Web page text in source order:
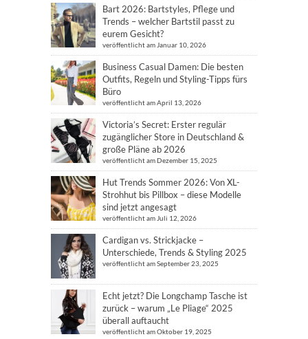
Bart 2026: Bartstyles, Pflege und
Trends – welcher Bartstil passt zu
eurem Gesicht?
veröffentlicht am Januar 10, 2026
Business Casual Damen: Die besten
Outfits, Regeln und Styling-Tipps fürs
Büro
veröffentlicht am April 13, 2026
Victoria’s Secret: Erster regulär
zugänglicher Store in Deutschland &
große Pläne ab 2026
veröffentlicht am Dezember 15, 2025
Hut Trends Sommer 2026: Von XL-
Strohhut bis Pillbox – diese Modelle
sind jetzt angesagt
veröffentlicht am Juli 12, 2026
Cardigan vs. Strickjacke –
Unterschiede, Trends & Styling 2025
veröffentlicht am September 23, 2025
Echt jetzt? Die Longchamp Tasche ist
zurück – warum „Le Pliage“ 2025
überall auftaucht
veröffentlicht am Oktober 19, 2025